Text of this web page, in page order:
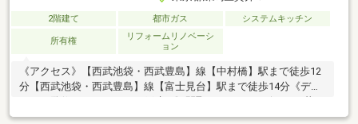
2階建て 都市ガス システムキッチン
所有権
リフォームリノベーシ
ョン
《アクセス》【西武池袋・西武豊島】線【中村橋】駅まで徒歩12
分【西武池袋・西武豊島】線【富士見台】駅まで徒歩14分《デザ
しやすさを両立した一邸《リノベーション》☆外壁塗装・屋根吹